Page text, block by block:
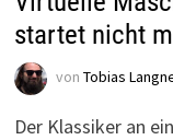
startet nicht
von Tobias
Der Klassiker an